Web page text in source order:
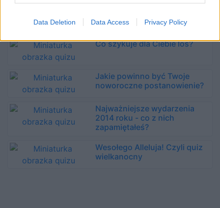
Data Deletion Data Access Privacy Policy
Co szykuje dla Ciebie los?
Jakie powinno być Twoje
noworoczne postanowienie?
Najważniejsze wydarzenia
2014 roku - co z nich
zapamiętałeś?
Wesołego Alleluja! Czyli quiz
wielkanocny